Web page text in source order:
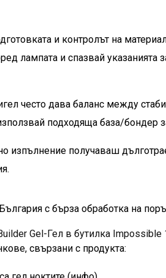
и контролът на
лампата и спазвай
често дава баланс между
подходяща база/бондер
изпълнение получаваш
с бърза обработка на
Gel-Гел в бутилка
свързани с продукта: